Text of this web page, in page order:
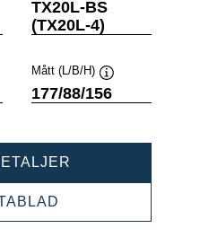
Verktygstips
TX20L-BS
(TX20L-4)
Mått (L/B/H)
Verktygstips
177/88/156